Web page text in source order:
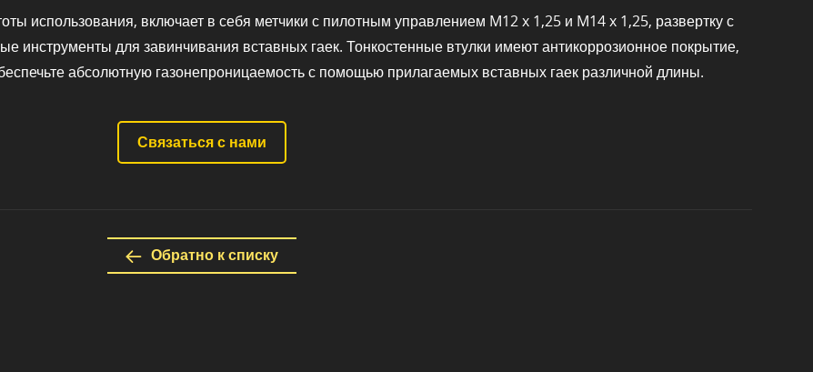
использования, включает в себя метчики с пилотным управлением M12 x 1,25 и M14 x 1,25, развертку с
инструменты для завинчивания вставных гаек. Тонкостенные втулки имеют антикоррозионное покрытие,
абсолютную газонепроницаемость с помощью прилагаемых вставных гаек различной длины.
Связаться с нами
Обратно к списку